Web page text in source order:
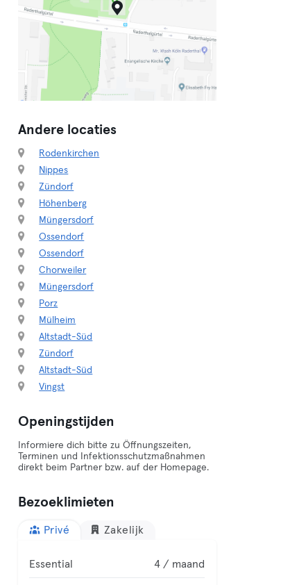
Andere locaties
Rodenkirchen
Nippes
Zündorf
Höhenberg
Müngersdorf
Ossendorf
Ossendorf
Chorweiler
Müngersdorf
Porz
Mülheim
Altstadt-Süd
Zündorf
Altstadt-Süd
Vingst
Openingstijden
Informiere dich bitte zu Öffnungszeiten,
Terminen und Infektionsschutzmaßnahmen
direkt beim Partner bzw. auf der Homepage.
Bezoeklimieten
Privé Zakelijk
Essential 4 / maand